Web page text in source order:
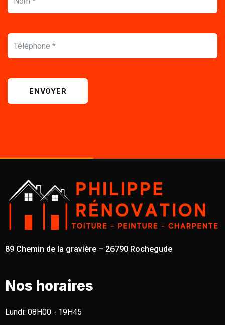
ENVOYER
89 Chemin de la gravière – 26790 Rochegude
Nos horaires
Lundi: 08H00 - 19H45